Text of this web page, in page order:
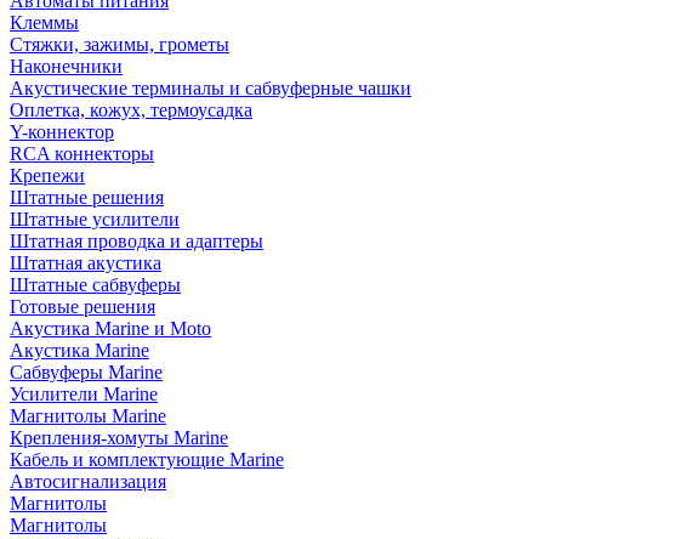
Клеммы
Стяжки, зажимы, грометы
Наконечники
Акустические терминалы и сабвуферные чашки
Оплетка, кожух, термоусадка
Y-коннектор
RCA коннекторы
Крепежи
Штатные решения
Штатные усилители
Штатная проводка и адаптеры
Штатная акустика
Штатные сабвуферы
Готовые решения
Акустика Marine и Moto
Акустика Marine
Сабвуферы Marine
Усилители Marine
Магнитолы Marine
Крепления-хомуты Marine
Кабель и комплектующие Marine
Автосигнализация
Магнитолы
Магнитолы